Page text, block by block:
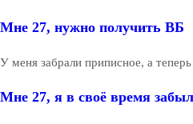
Мне 27, нужно получить ВБ
У меня забрали приписное, а
Мне 27, я в своё время